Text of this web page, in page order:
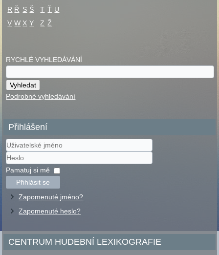
R Ř S Š T Ť U
V W X Y Z Ž
RYCHLÉ VYHLEDÁVÁNÍ
Podrobné vyhledávání
Přihlášení
Uživatelské
jméno
Heslo
Pamatuj si mě
Přihlásit se
Zapomenuté jméno?
Zapomenuté heslo?
CENTRUM HUDEBNÍ LEXIKOGRAFIE